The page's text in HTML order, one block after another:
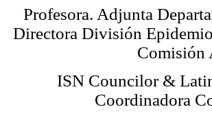
Profesora. Adjunta
Directora División
Comisión
ISN Councilor &
Coordinadora